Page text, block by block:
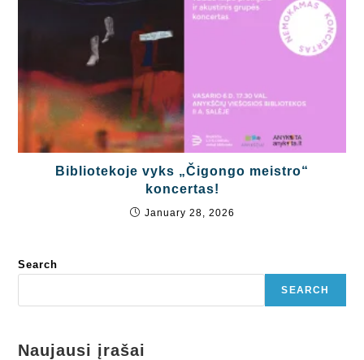
Bibliotekoje vyks „Čigongo meistro“
koncertas!
January 28, 2026
Search
SEARCH
Naujausi įrašai